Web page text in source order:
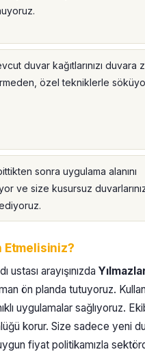
duvar kağıtlarınızı duvara
özel tekniklerle
sonra uygulama alanını
ve size kusursuz
Etmelisiniz?
ustası arayışınızda
ön planda tutuyoruz.
uygulamalar sağlıyoruz.
korur. Size sadece yeni
fiyat politikamızla